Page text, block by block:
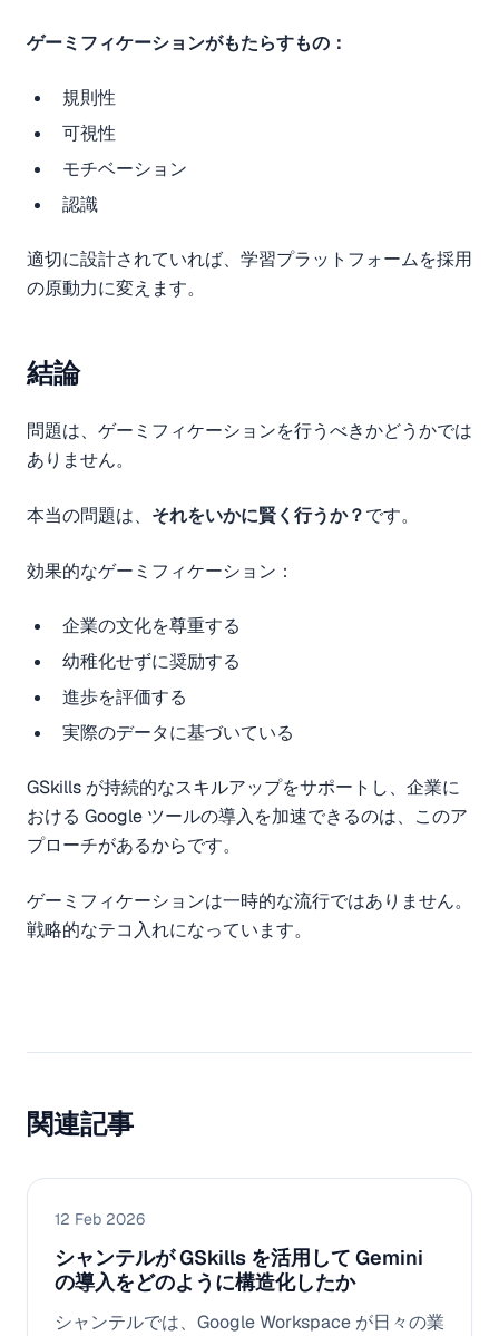
ゲーミフィケーションがもたらすもの：
規則性
可視性
モチベーション
認識
適切に設計されていれば、学習プラットフォームを採用
の原動力に変えます。
結論
問題は、ゲーミフィケーションを行うべきかどうかでは
ありません。
本当の問題は、 それをいかに賢く行うか？です。
効果的なゲーミフィケーション：
企業の文化を尊重する
幼稚化せずに奨励する
進歩を評価する
実際のデータに基づいている
GSkills が持続的なスキルアップをサポートし、企業に
おける Google ツールの導入を加速できるのは、このア
プローチがあるからです。
ゲーミフィケーションは一時的な流行ではありません。
戦略的なテコ入れになっています。
関連記事
12 Feb 2026
シャンテルが GSkills を活用して Gemini
の導入をどのように構造化したか
シャンテルでは、Google Workspace が日々の業